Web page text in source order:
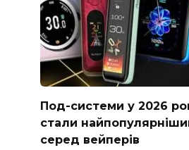
Под-системи у 2026
стали
серед вейперів